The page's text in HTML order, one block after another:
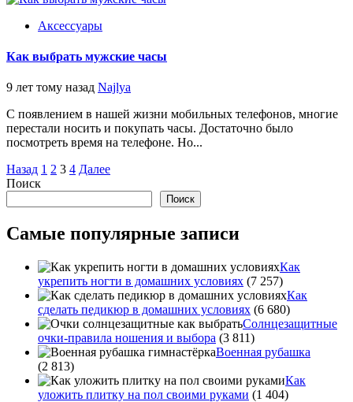
Аксессуары
Как выбрать мужские часы
9 лет тому назад Najlya
С появлением в нашей жизни мобильных телефонов, многие
перестали носить и покупать часы. Достаточно было
посмотреть время на телефоне. Но...
Пагинация
записей
Назад 1 2 3 4 Далее
Поиск
Поиск
Самые популярные записи
Как
укрепить ногти в домашних условиях (7 257)
Как
сделать педикюр в домашних условиях (6 680)
Солнцезащитные
очки-правила ношения и выбора (3 811)
Военная рубашка
(2 813)
Как
уложить плитку на пол своими руками (1 404)